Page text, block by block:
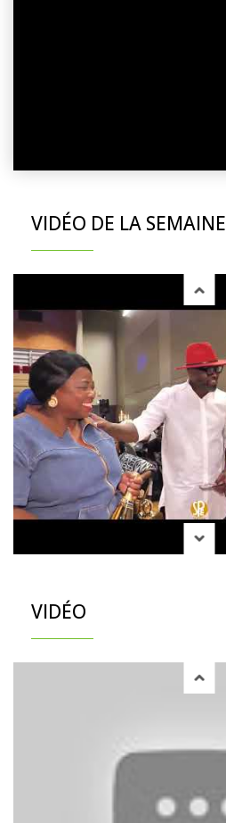
VIDÉO DE LA SEMAINE
VIDÉO